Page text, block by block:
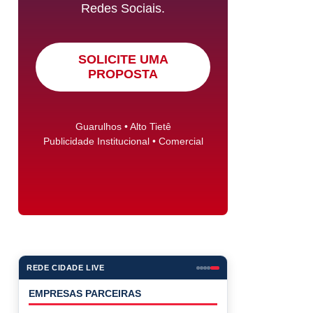
Redes Sociais.
SOLICITE UMA
PROPOSTA
Guarulhos • Alto Tietê
Publicidade Institucional • Comercial
REDE CIDADE LIVE
EMPRESAS PARCEIRAS